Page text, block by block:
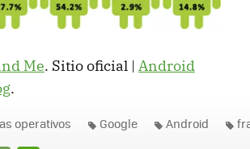
Me. Sitio oficial | Android
.
operativos Google Android